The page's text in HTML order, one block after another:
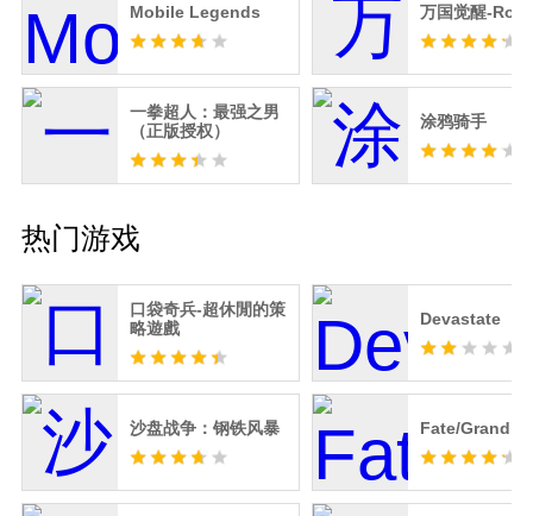
Mobile Legends 万国觉醒-RoK
一拳超人：最强之男
（正版授权）
涂鸦骑手
热门游戏
口袋奇兵-超休閒的策
略遊戲
沙盘战争：钢铁风暴
Devastate
Fate/Grand